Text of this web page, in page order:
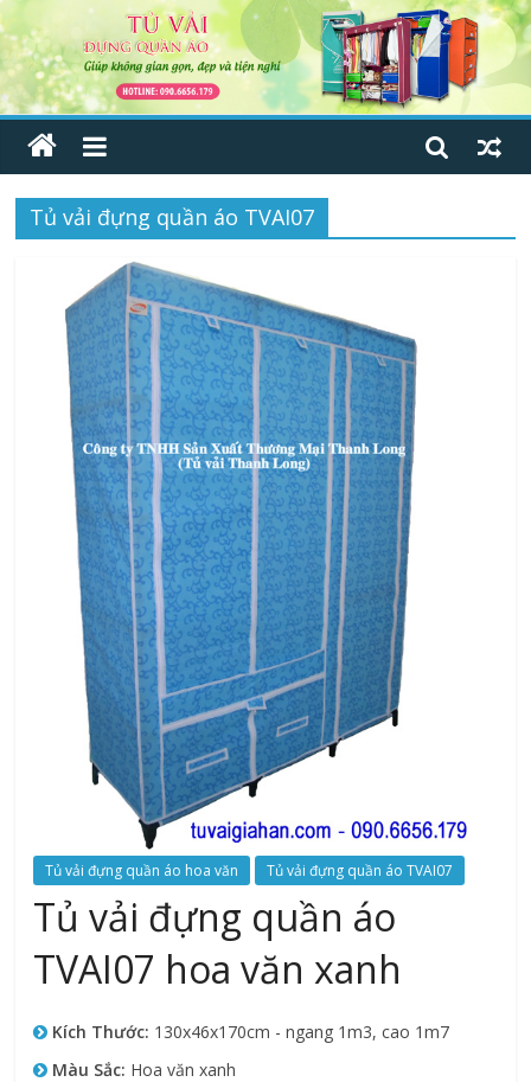
Tủ vải đựng quần áo TVAI07
Tủ vải đựng quần áo hoa văn Tủ vải đựng quần áo TVAI07
Tủ vải đựng quần áo
TVAI07 hoa văn xanh
Kích Thước: 130x46x170cm - ngang 1m3, cao 1m7
Màu Sắc: Hoa văn xanh